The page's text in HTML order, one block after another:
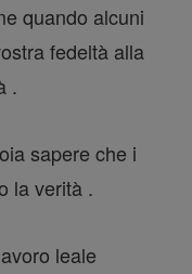
quando alcuni
fedeltà alla
.
sapere che i
la verità .
leale